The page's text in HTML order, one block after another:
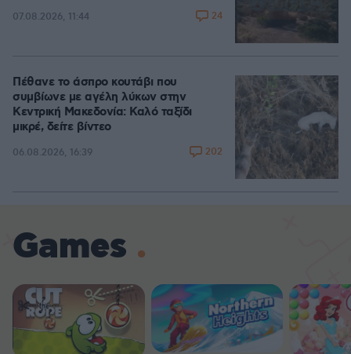
07.08.2026, 11:44 24
Πέθανε το άσπρο κουτάβι που
συμβίωνε με αγέλη λύκων στην
Κεντρική Μακεδονία: Καλό ταξίδι
μικρέ, δείτε βίντεο
06.08.2026, 16:39 202
Games